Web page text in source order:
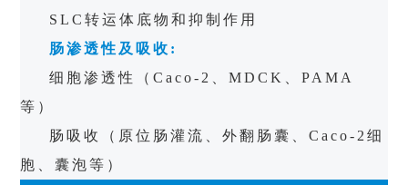
SLC转运体底物和抑制作用
肠渗透性及吸收 :
细胞渗透性（Caco-2 、MDCK 、PAMA
等）
肠吸收（原位肠灌流、外翻肠囊、Caco-2细
胞、囊泡等）